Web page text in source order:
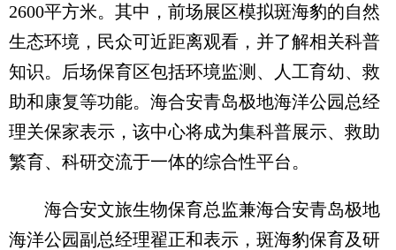
2600平方米。其中，前场展区模拟斑海豹的自然
生态环境，民众可近距离观看，并了解相关科普
知识。后场保育区包括环境监测、人工育幼、救
助和康复等功能。海合安青岛极地海洋公园总经
理关保家表示，该中心将成为集科普展示、救助
繁育、科研交流于一体的综合性平台。
海合安文旅生物保育总监兼海合安青岛极地
海洋公园副总经理翟正和表示，斑海豹保育及研